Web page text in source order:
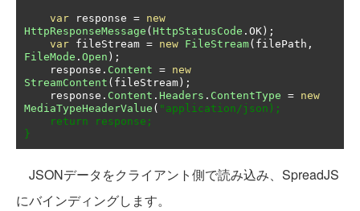
var response = new
HttpResponseMessage ( HttpStatusCode . OK );
var fileStream = new FileStream( filePath ,
FileMode . Open );
    response
. Content = new
StreamContent ( fileStream );
    response
. Content . Headers . ContentType = new
MediaTypeHeaderValue ( "application/json);
}
JSONデータをクライアント側で読み込み、SpreadJS
にバインディングします。